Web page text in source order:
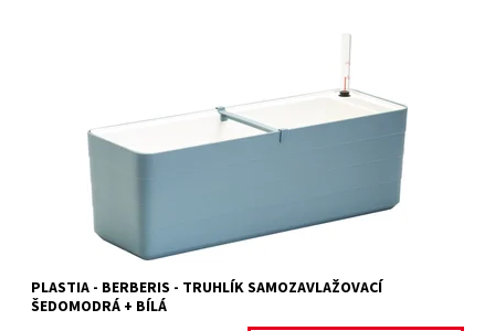
Samozavlažovací truhlík v moderním a důmyslném designu z
dílny mladých českých designerů, studia WRKS.
Skladem 1 ks
18416/60
PLASTIA
PLASTIA - BERBERIS - TRUHLÍK SAMOZAVLAŽOVACÍ
ŠEDOMODRÁ + BÍLÁ